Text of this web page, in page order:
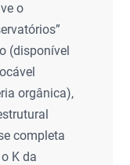
o
(disponível
orgânica),
completa
K da